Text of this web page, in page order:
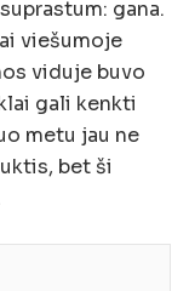
gana.
viešumoje
viduje buvo
gali kenkti
metu jau ne
bet ši